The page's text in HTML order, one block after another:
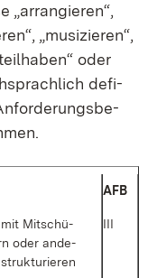
„ar­ran­gie­ren“,
„mu­si­zie­ren“,
oder
de­fi­
AFB
mit Mit­schü­
oder an­de­
III